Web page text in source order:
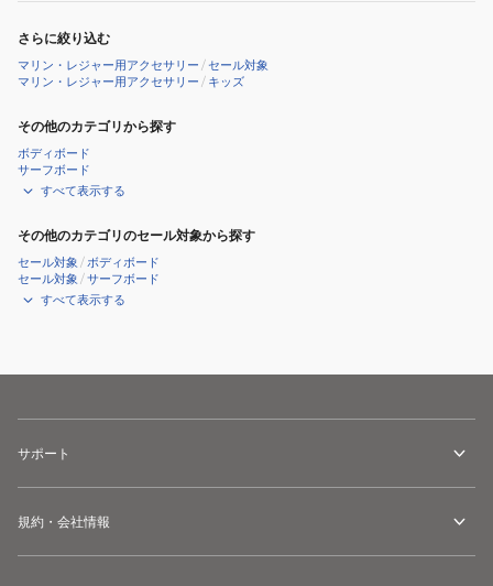
さらに絞り込む
マリン・レジャー用アクセサリー /セール対象
マリン・レジャー用アクセサリー / キッズ
その他のカテゴリから探す
ボディボード
サーフボード
すべて表示する
その他のカテゴリのセール対象から探す
セール対象 /ボディボード
セール対象 /サーフボード
すべて表示する
サポート
規約・会社情報